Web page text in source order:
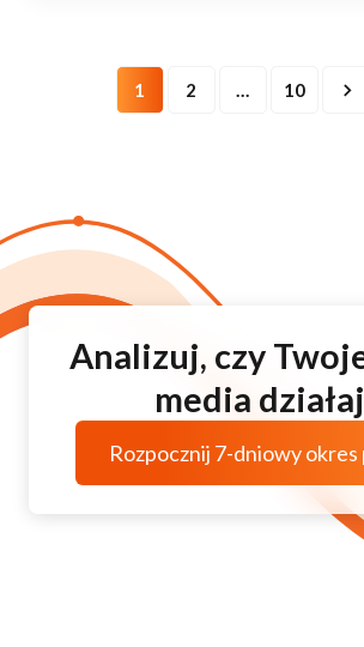
1 2 10
Analizuj, czy
media
Rozpocznij 7-dniowy